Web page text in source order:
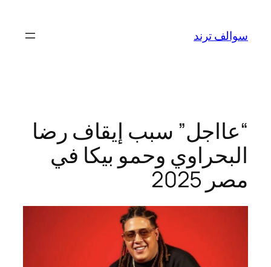
المحتوى
سوالف ترند
“عااجل” سبب إيقاف رضا
البحراوي وحمو بيكا في
مصر 2025